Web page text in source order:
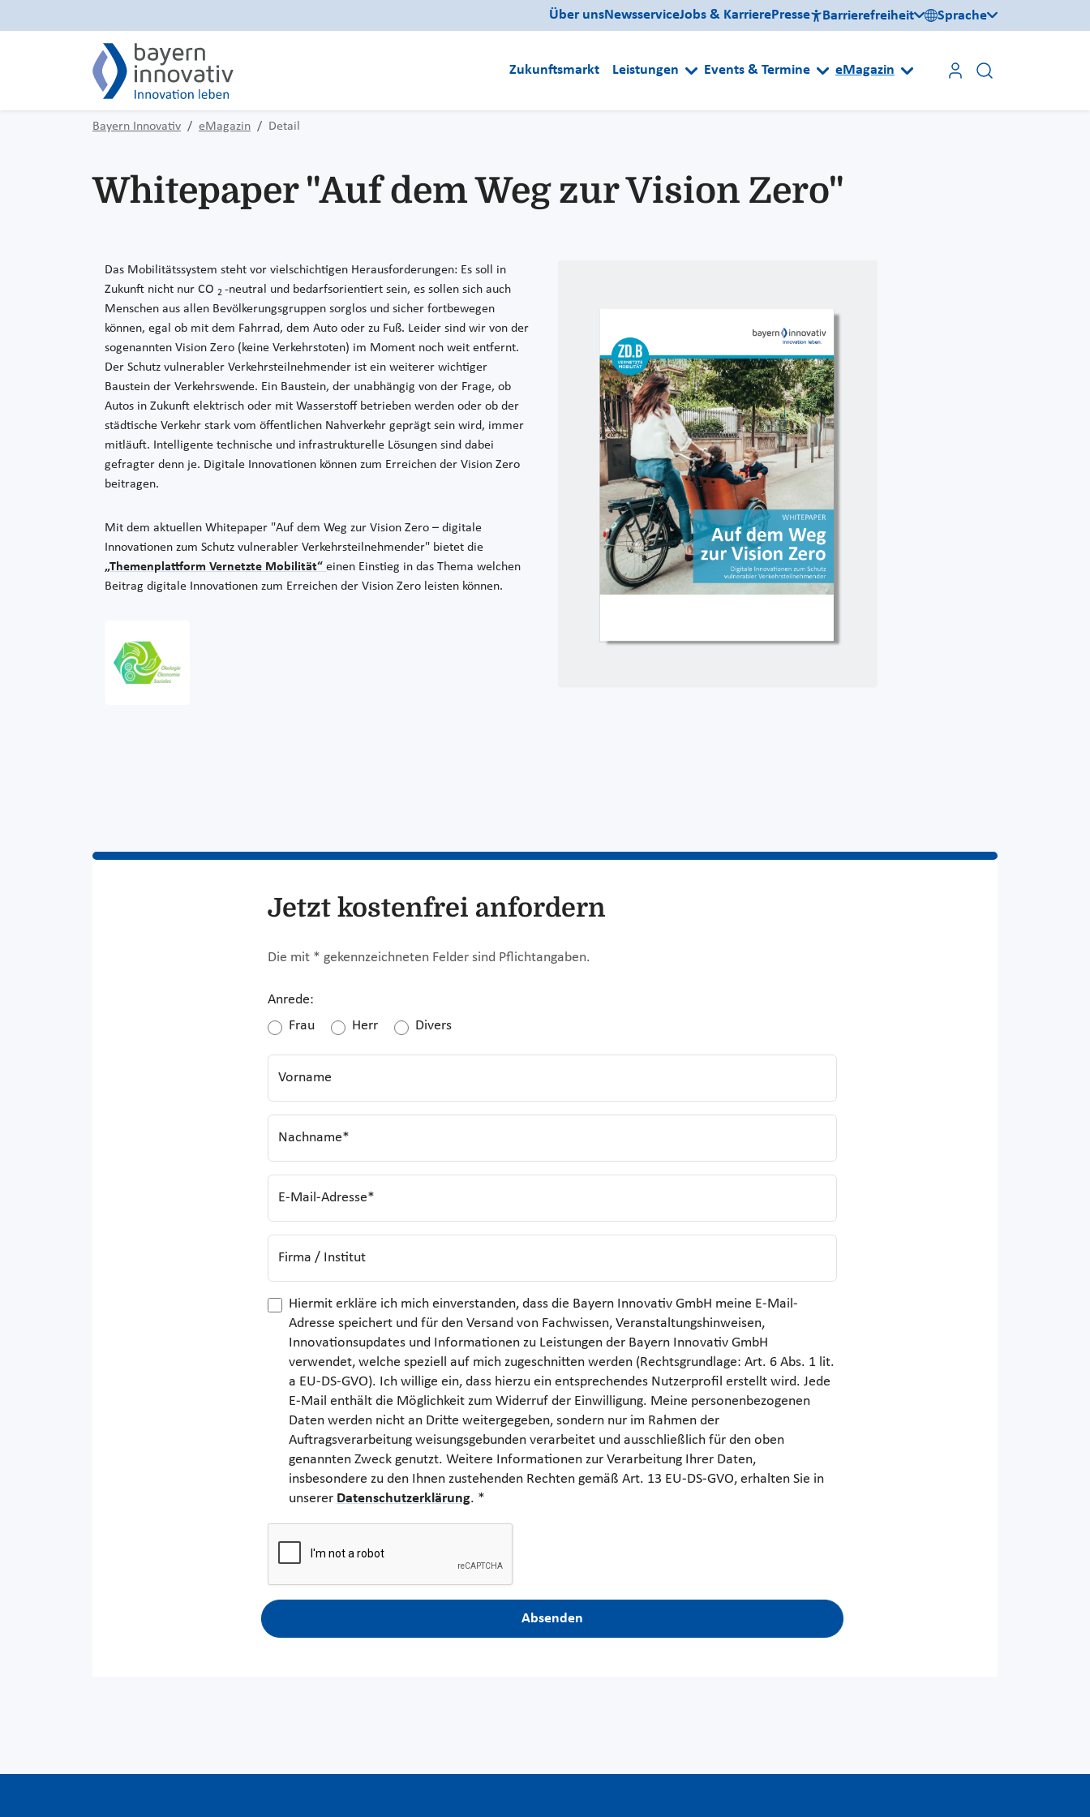
Über unsNewsserviceJobs & KarrierePresse Barrierefreiheit Sprache
Zukunftsmarkt Leistungen Events & Termine eMagazin
Bayern Innovativ eMagazin Detail
Whitepaper "Auf dem Weg zur Vision Zero"
Das Mobilitätssystem steht vor vielschichtigen Herausforderungen: Es soll in
Zukunft nicht nur CO 2 -neutral und bedarfsorientiert sein, es sollen sich auch
Menschen aus allen Bevölkerungsgruppen sorglos und sicher fortbewegen
können, egal ob mit dem Fahrrad, dem Auto oder zu Fuß. Leider sind wir von der
sogenannten Vision Zero (keine Verkehrstoten) im Moment noch weit entfernt.
Der Schutz vulnerabler Verkehrsteilnehmender ist ein weiterer wichtiger
Baustein der Verkehrswende. Ein Baustein, der unabhängig von der Frage, ob
Autos in Zukunft elektrisch oder mit Wasserstoff betrieben werden oder ob der
städtische Verkehr stark vom öffentlichen Nahverkehr geprägt sein wird, immer
mitläuft. Intelligente technische und infrastrukturelle Lösungen sind dabei
gefragter denn je. Digitale Innovationen können zum Erreichen der Vision Zero
beitragen.
Mit dem aktuellen Whitepaper "Auf dem Weg zur Vision Zero – digitale
Innovationen zum Schutz vulnerabler Verkehrsteilnehmender" bietet die
„Themenplattform Vernetzte Mobilität“ einen Einstieg in das Thema welchen
Beitrag digitale Innovationen zum Erreichen der Vision Zero leisten können.
Jetzt kostenfrei anfordern
Die mit * gekennzeichneten Felder sind Pflichtangaben.
Anrede:
Frau
Herr Divers
Vorname
Nachname*
E-Mail-Adresse*
Firma / Institut
Hiermit erkläre ich mich einverstanden, dass die Bayern Innovativ GmbH meine E-Mail-
Adresse speichert und für den Versand von Fachwissen, Veranstaltungshinweisen,
Innovationsupdates und Informationen zu Leistungen der Bayern Innovativ GmbH
verwendet, welche speziell auf mich zugeschnitten werden (Rechtsgrundlage: Art. 6 Abs. 1 lit.
a EU-DS-GVO). Ich willige ein, dass hierzu ein entsprechendes Nutzerprofil erstellt wird. Jede
E-Mail enthält die Möglichkeit zum Widerruf der Einwilligung. Meine personenbezogenen
Daten werden nicht an Dritte weitergegeben, sondern nur im Rahmen der
Auftragsverarbeitung weisungsgebunden verarbeitet und ausschließlich für den oben
genannten Zweck genutzt. Weitere Informationen zur Verarbeitung Ihrer Daten,
insbesondere zu den Ihnen zustehenden Rechten gemäß Art. 13 EU-DS-GVO, erhalten Sie in
unserer Datenschutzerklärung. *
Absenden